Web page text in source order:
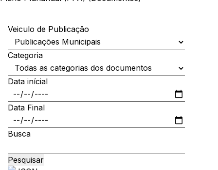
Veiculo de Publicação
Categoria
Data inícial
Data Final
Busca
Pesquisar